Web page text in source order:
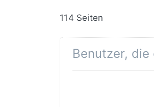
114 Seiten
Benutzer,